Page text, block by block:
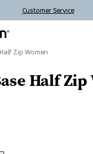
Customer Service
Half Zip
Zip Women